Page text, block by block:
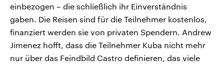
einbezogen – die schließlich ihr Einverständnis
gaben. Die Reisen sind für die Teilnehmer kostenlos,
finanziert werden sie von privaten Spendern. Andrew
Jimenez hofft, dass die Teilnehmer Kuba nicht mehr
nur über das Feindbild Castro definieren, das viele